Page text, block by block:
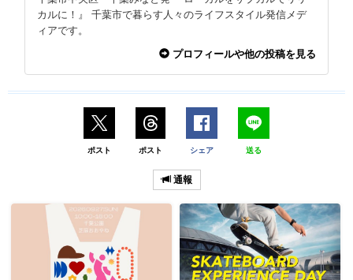
カルに！』 千葉市で暮らす人々のライフスタイル発信メデ
ィアです。
プロフィールや他の投稿を見る
ポスト ポスト シェア 送る
通報